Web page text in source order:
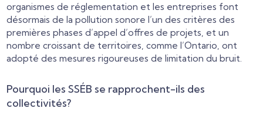
organismes de réglementation et les entreprises font
désormais de la pollution sonore l’un des critères des
premières phases d’appel d’offres de projets, et un
nombre croissant de territoires, comme l’Ontario, ont
adopté des mesures rigoureuses de limitation du bruit.
Pourquoi les SSÉB se rapprochent-ils des
collectivités?